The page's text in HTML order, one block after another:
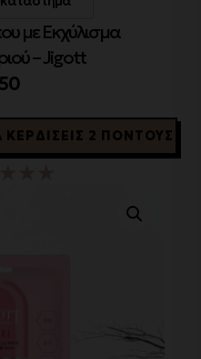
με Εκχύλισμα
– Jigott
ΚΕΡΔΊΣΕΙΣ 2 ΠΌΝΤΟΥΣ